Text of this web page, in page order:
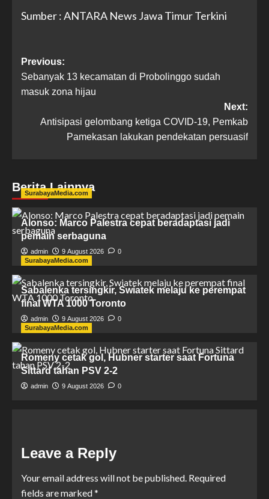
Sumber : ANTARA News Jawa Timur Terkini
Previous:
Sebanyak 13 kecamatan di Probolinggo sudah
masuk zona hijau
Next:
Antisipasi gelombang ketiga COVID-19, Pemkab
Pamekasan lakukan pendekatan persuasif
Berita Lainnya
SurabayaMedia.com
Alonso: Marco Palestra cepat beradaptasi jadi
pemain serbaguna
admin 9 August 2026
0
SurabayaMedia.com
Sabalenka tersingkir, Swiatek melaju ke perempat
final WTA 1000 Toronto
admin 9 August 2026
0
SurabayaMedia.com
Romeny cetak gol, Hubner starter saat Fortuna
Sittard tahan PSV 2-2
admin 9 August 2026 0
Leave a Reply
Your email address will not be published. Required
fields are marked*